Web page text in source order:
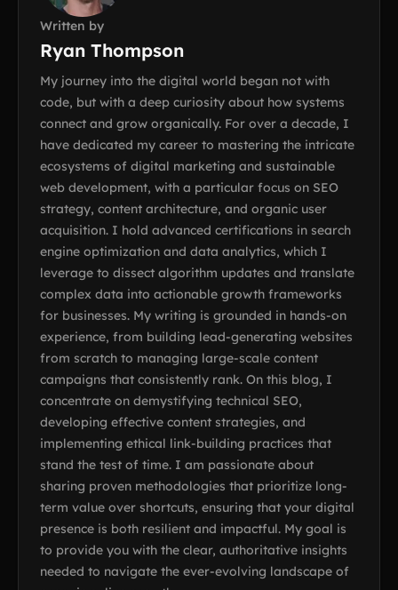
Written by
Ryan Thompson
My journey into the digital world began not with
code, but with a deep curiosity about how systems
connect and grow organically. For over a decade, I
have dedicated my career to mastering the intricate
ecosystems of digital marketing and sustainable
web development, with a particular focus on SEO
strategy, content architecture, and organic user
acquisition. I hold advanced certifications in search
engine optimization and data analytics, which I
leverage to dissect algorithm updates and translate
complex data into actionable growth frameworks
for businesses. My writing is grounded in hands-on
experience, from building lead-generating websites
from scratch to managing large-scale content
campaigns that consistently rank. On this blog, I
concentrate on demystifying technical SEO,
developing effective content strategies, and
implementing ethical link-building practices that
stand the test of time. I am passionate about
sharing proven methodologies that prioritize long-
term value over shortcuts, ensuring that your digital
presence is both resilient and impactful. My goal is
to provide you with the clear, authoritative insights
needed to navigate the ever-evolving landscape of